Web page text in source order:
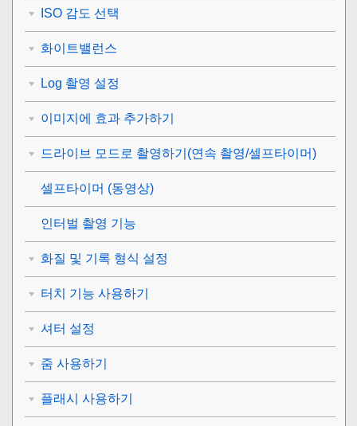
ISO 감도 선택
화이트밸런스
Log 촬영 설정
이미지에 효과 추가하기
드라이브 모드로 촬영하기(연속 촬영/셀프타이머)
셀프타이머 (동영상)
인터벌 촬영 기능
화질 및 기록 형식 설정
터치 기능 사용하기
셔터 설정
줌 사용하기
플래시 사용하기